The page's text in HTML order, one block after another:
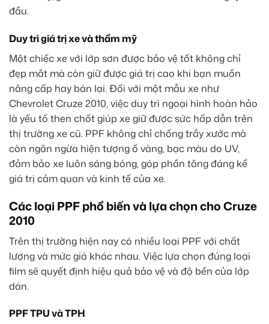
đầu.
Duy trì giá trị xe và thẩm mỹ
Một chiếc xe với lớp sơn được bảo vệ tốt không chỉ
đẹp mắt mà còn giữ được giá trị cao khi bạn muốn
nâng cấp hay bán lại. Đối với một mẫu xe như
Chevrolet Cruze 2010, việc duy trì ngoại hình hoàn hảo
là yếu tố then chốt giúp xe giữ được sức hấp dẫn trên
thị trường xe cũ. PPF không chỉ chống trầy xước mà
còn ngăn ngừa hiện tượng ố vàng, bạc màu do UV,
đảm bảo xe luôn sáng bóng, góp phần tăng đáng kể
giá trị cảm quan và kinh tế của xe.
Các loại PPF phổ biến và lựa chọn cho Cruze
2010
Trên thị trường hiện nay có nhiều loại PPF với chất
lượng và mức giá khác nhau. Việc lựa chọn đúng loại
film sẽ quyết định hiệu quả bảo vệ và độ bền của lớp
dán.
PPF TPU và TPH